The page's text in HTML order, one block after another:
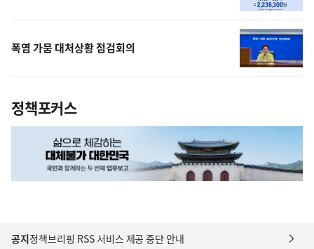
폭염 가뭄 대처상황 점검회의
정책포커스
공지정책브리핑 RSS 서비스 제공 중단 안내